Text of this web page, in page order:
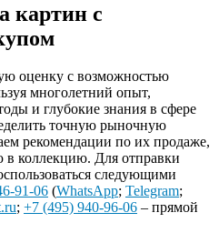
картин с
оценку с возможностью
многолетний опыт,
и глубокие знания в сфере
точную рыночную
рекомендации по их продаже,
коллекцию. Для отправки
следующими
91-06 (WhatsApp; Telegram;
; +7 (495) 940-96-06 – прямой